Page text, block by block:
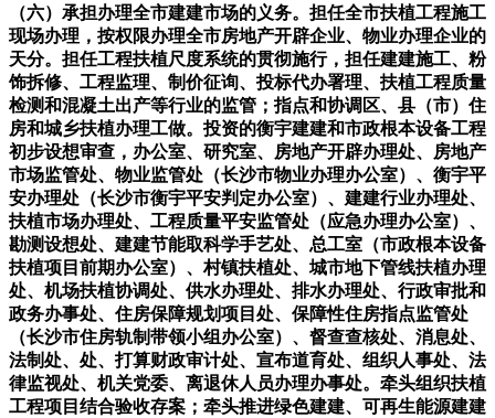
（六）承担办理全市建建市场的义务。担任全市扶植工程施工
现场办理，按权限办理全市房地产开辟企业、物业办理企业的
天分。担任工程扶植尺度系统的贯彻施行，担任建建施工、粉
饰拆修、工程监理、制价征询、投标代办署理、扶植工程质量
检测和混凝土出产等行业的监管；指点和协调区、县（市）住
房和城乡扶植办理工做。投资的衡宇建建和市政根本设备工程
初步设想审查，办公室、研究室、房地产开辟办理处、房地产
市场监管处、物业监管处（长沙市物业办理办公室）、衡宇平
安办理处（长沙市衡宇平安判定办公室）、建建行业办理处、
扶植市场办理处、工程质量平安监管处（应急办理办公室）、
勘测设想处、建建节能取科学手艺处、总工室（市政根本设备
扶植项目前期办公室）、村镇扶植处、城市地下管线扶植办理
处、机场扶植协调处、供水办理处、排水办理处、行政审批和
政务办事处、住房保障规划项目处、保障性住房指点监管处
（长沙市住房轨制带领小组办公室）、督查查核处、消息处、
法制处、处、打算财政审计处、宣布道育处、组织人事处、法
律监视处、机关党委、离退休人员办理办事处。牵头组织扶植
工程项目结合验收存案；牵头推进绿色建建、可再生能源建建